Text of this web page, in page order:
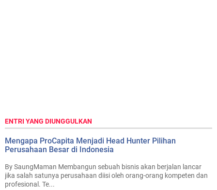
ENTRI YANG DIUNGGULKAN
Mengapa ProCapita Menjadi Head Hunter Pilihan
Perusahaan Besar di Indonesia
By SaungMaman Membangun sebuah bisnis akan berjalan lancar
jika salah satunya perusahaan diisi oleh orang-orang kompeten dan
profesional. Te...